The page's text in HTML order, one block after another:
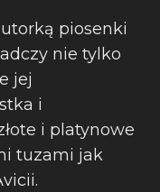
piosenki
nie tylko
jej
i
i platynowe
tuzami jak